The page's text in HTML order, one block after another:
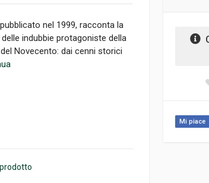
nel 1999, racconta la
indubbie protagoniste della
Novecento: dai cenni storici
Mi piace